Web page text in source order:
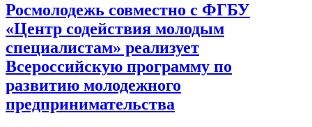
Росмолодежь совместно с ФГБУ
«Центр содействия молодым
специалистам» реализует
Всероссийскую программу по
развитию молодежного
предпринимательства